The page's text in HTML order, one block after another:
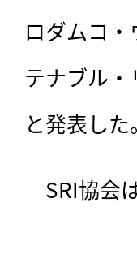
ロダムコ
テナブル
と発表した。
SRI協会